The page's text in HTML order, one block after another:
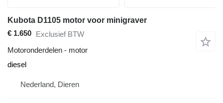
Kubota D1105 motor voor minigraver
€ 1.650 Exclusief BTW
Motoronderdelen - motor
diesel
Nederland, Dieren